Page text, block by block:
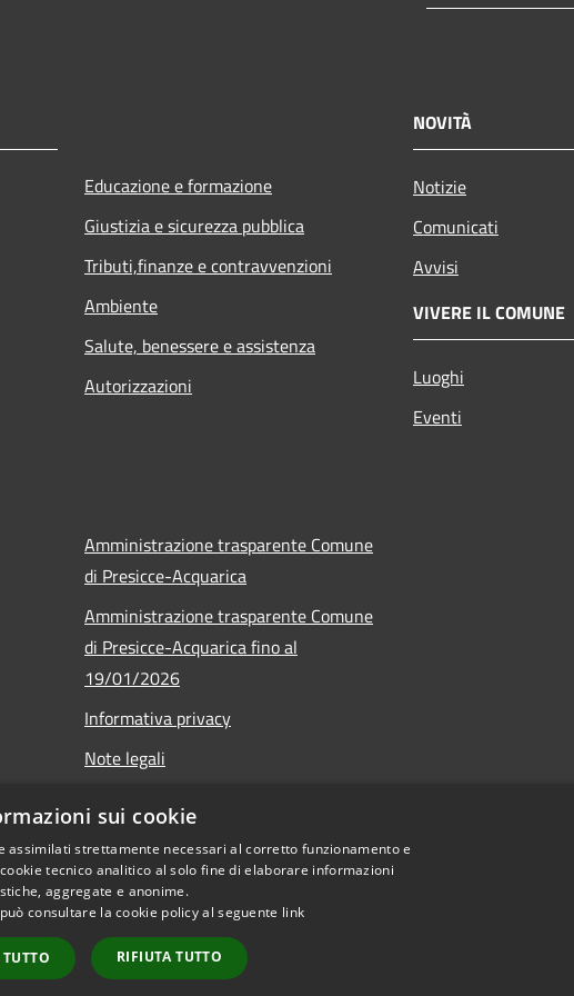
Educazione e formazione
Giustizia e sicurezza pubblica
Tributi,finanze e contravvenzioni
Ambiente
Salute, benessere e assistenza
Autorizzazioni
NOVITÀ
Notizie
Comunicati
Avvisi
VIVERE IL COMUNE
Luoghi
Eventi
Amministrazione trasparente Comune
di Presicce-Acquarica
Amministrazione trasparente Comune
di Presicce-Acquarica fino al
19/01/2026
Informativa privacy
Note legali
Copyright © 2026 • Comune di Presicce - Acquarica • Powered by
sui cookie
assimilati strettamente necessari al corretto funzionamento e
tecnico analitico al solo fine di elaborare informazioni
aggregate e anonime.
consultare la cookie policy al seguente link
TUTTO RIFIUTA TUTTO